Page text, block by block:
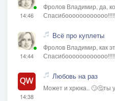
14:46
Фролов Владимир, да,
14:44
Всё про куплеты
Фролов Владимир, как
14:38
Любовь на раз
Может и хрюка.. 🙄🤔ты